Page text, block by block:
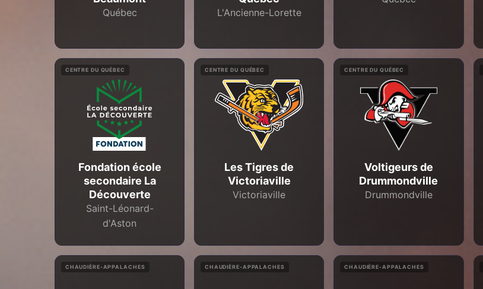
Québec L'Ancienne-Lorette
CENTRE DU QUÉBEC
Fondation école
secondaire La
Découverte
Saint-Léonard-
d'Aston
CENTRE DU QUÉBEC
Les Tigres de
Victoriaville
Victoriaville
CENTRE DU QUÉBEC
Voltigeurs de
Drummondville
Drummondville
CHAUDIÈRE-APPALACHES CHAUDIÈRE-APPALACHES CHAUDIÈRE-APPALACHES